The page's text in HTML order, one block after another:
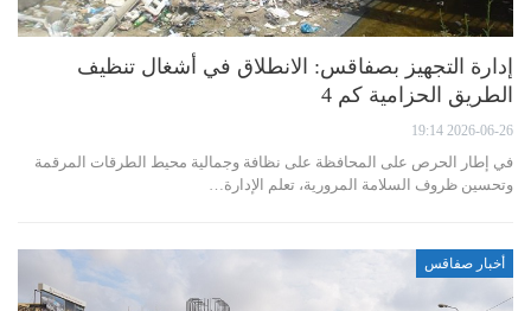
إدارة التجهيز بصفاقس: الانطلاق في أشغال تنظيف
الطريق الحزامية كم 4
2026-06-26 19:14
في إطار الحرص على المحافظة على نظافة وجمالية محيط الطرقات المرقمة
وتحسين ظروف السلامة المرورية، تعلم الإدارة…
أخبار صفاقس